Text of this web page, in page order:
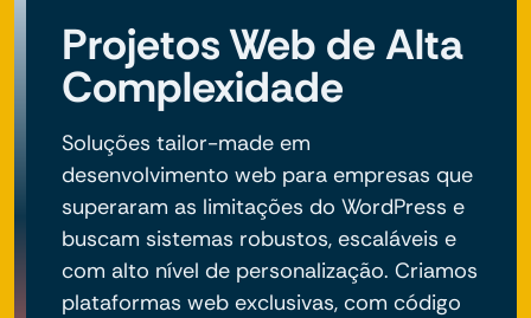
Projetos Web de Alta
Complexidade
Soluções tailor-made em
desenvolvimento web para empresas que
superaram as limitações do WordPress e
buscam sistemas robustos, escaláveis e
com alto nível de personalização. Criamos
plataformas web exclusivas, com código